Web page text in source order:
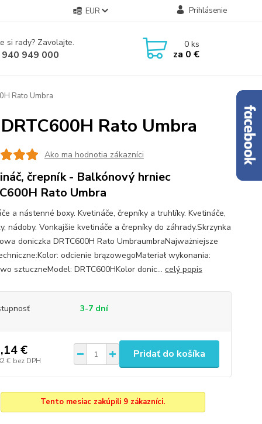
EUR Prihlásenie
si rady? Zavolajte.
949 000
0ks
za 0 €
Rato Umbra
Rato Umbra
Ako ma hodnotia zákazníci
črepník - Balkónový hrniec
Rato Umbra
a nástenné boxy. Kvetináče, črepníky a truhlíky. Kvetináče,
nádoby. Vonkajšie kvetináče a črepníky do záhrady.Skrzynka
doniczka DRTC600H Rato UmbraumbraNajważniejsze
odcienie brązowegoMateriał wykonania:
sztuczneModel: DRTC600HKolor donic... celý popis
3-7 dní
€
€ bez DPH
Pridať do košíka
Tento mesiac zakúpili 9 zákazníci.